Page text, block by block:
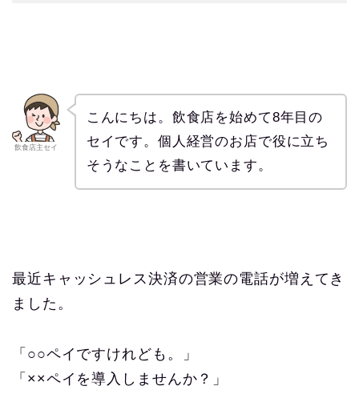
飲食店主セイ
こんにちは。飲食店を始めて8年目の
セイです。個人経営のお店で役に立ち
そうなことを書いています。
最近キャッシュレス決済の営業の電話が増えてき
ました。
「○○ペイですけれども。」
「××ペイを導入しませんか？」